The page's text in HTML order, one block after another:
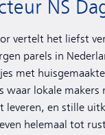
vertelt het liefst
parels in
met
waar lokale makers
leveren, en stille
helemaal tot
NS